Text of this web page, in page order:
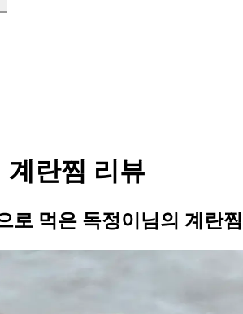
계란찜 리뷰
로 먹은 독정이님의 계란